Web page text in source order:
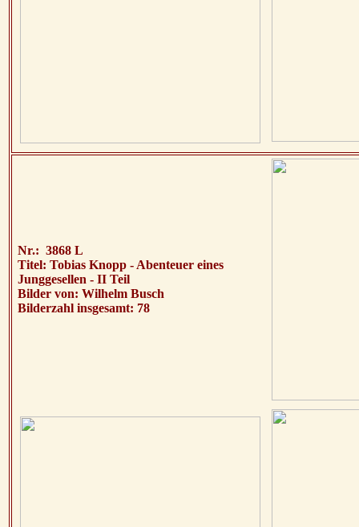
Nr.: 3868 L
Titel: Tobias Knopp - Abenteuer eines
Junggesellen - II Teil
Bilder von: Wilhelm Busch
Bilderzahl insgesamt: 78